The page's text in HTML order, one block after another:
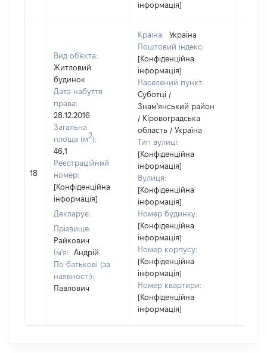
інформація]
18
Вид об'єкта:
Житловий
будинок
Дата набуття
права:
28.12.2016
Загальна
площа (м2):
46,1
Реєстраційний
номер:
[Конфіденційна
інформація]
Декларує:
Прізвище:
Райкович
Ім'я:
Андрій
По батькові (за
наявності):
Павлович
Країна:
Україна
Поштовий індекс:
[Конфіденційна
інформація]
Населений пункт:
Суботці /
Знам'янський район
/ Кіровоградська
область / Україна
Тип вулиці:
[Конфіденційна
інформація]
Вулиця:
[Конфіденційна
інформація]
Номер будинку:
[Конфіденційна
інформація]
Номер корпусу:
[Конфіденційна
інформація]
Номер квартири:
[Конфіденційна
інформація]